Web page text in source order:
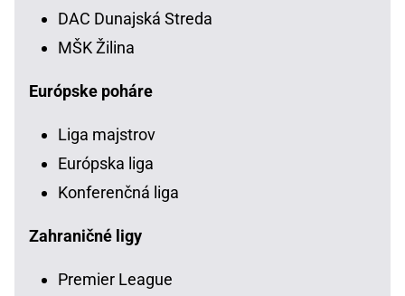
DAC Dunajská Streda
MŠK Žilina
Európske poháre
Liga majstrov
Európska liga
Konferenčná liga
Zahraničné ligy
Premier League